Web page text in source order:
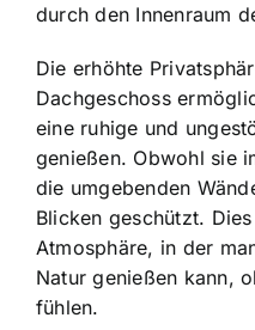
durch den Innenraum
Die erhöhte
Dachgeschoss
eine ruhige und
genießen. Obwohl sie
die umgebenden
Blicken geschützt.
Atmosphäre, in der
Natur genießen kann,
fühlen.